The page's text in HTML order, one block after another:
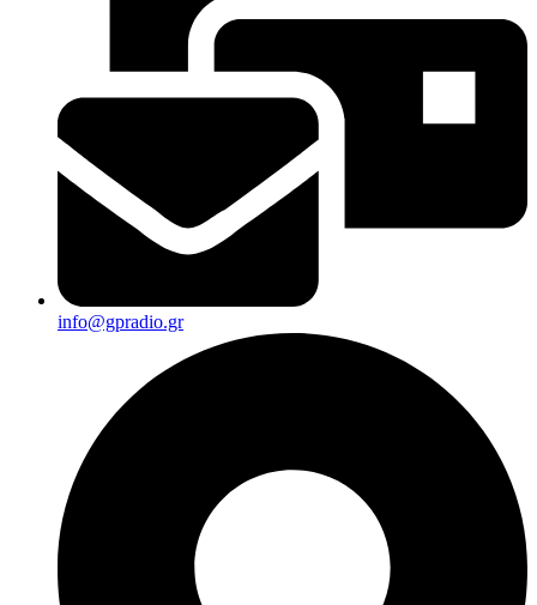
info@gpradio.gr